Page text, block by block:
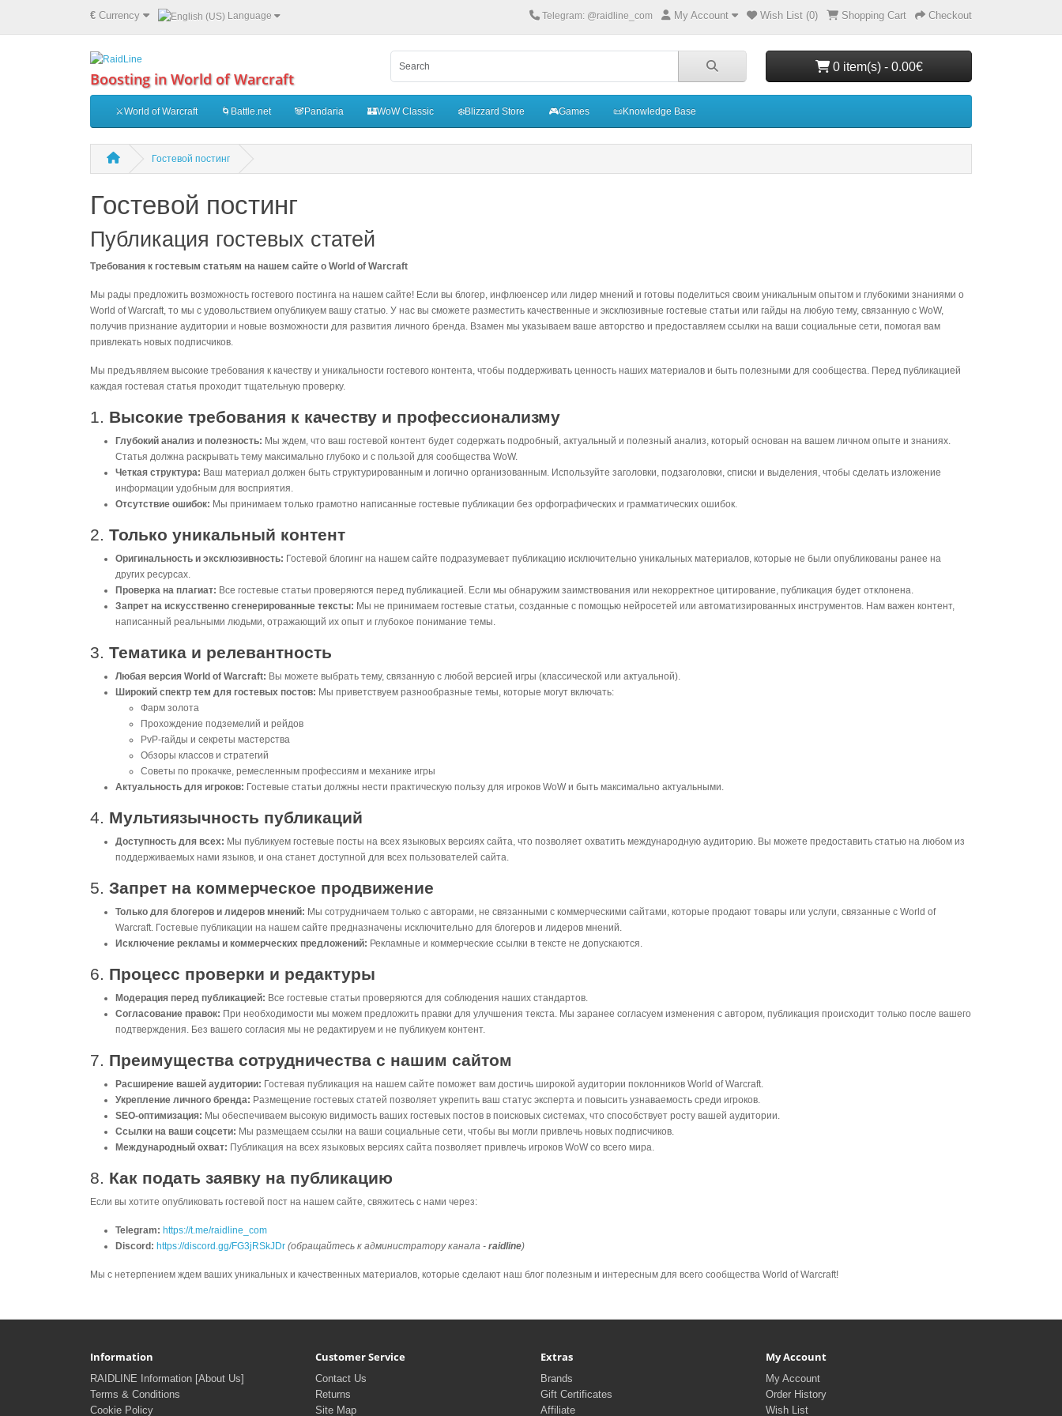
€ Currency Language Telegram: @raidline_com My Account Wish List (0) Shopping Cart Checkout
Boosting in World of Warcraft
0 item(s) - 0.00€
⚔️World of Warcraft 🌀Battle.net 🐼Pandaria 🏰WoW Classic ❄️Blizzard Store 🎮Games 📜Knowledge Base
Гостевой постинг
Гостевой постинг
Публикация гостевых статей
Требования к гостевым статьям на нашем сайте о World of Warcraft
Мы рады предложить возможность гостевого постинга на нашем сайте! Если вы блогер, инфлюенсер или лидер мнений и готовы поделиться своим уникальным опытом и глубокими знаниями о
World of Warcraft, то мы с удовольствием опубликуем вашу статью. У нас вы сможете разместить качественные и эксклюзивные гостевые статьи или гайды на любую тему, связанную с WoW,
получив признание аудитории и новые возможности для развития личного бренда. Взамен мы указываем ваше авторство и предоставляем ссылки на ваши социальные сети, помогая вам
привлекать новых подписчиков.
Мы предъявляем высокие требования к качеству и уникальности гостевого контента, чтобы поддерживать ценность наших материалов и быть полезными для сообщества. Перед публикацией
каждая гостевая статья проходит тщательную проверку.
1. Высокие требования к качеству и профессионализму
Глубокий анализ и полезность: Мы ждем, что ваш гостевой контент будет содержать подробный, актуальный и полезный анализ, который основан на вашем личном опыте и знаниях.
Статья должна раскрывать тему максимально глубоко и с пользой для сообщества WoW.
Четкая структура: Ваш материал должен быть структурированным и логично организованным. Используйте заголовки, подзаголовки, списки и выделения, чтобы сделать изложение
информации удобным для восприятия.
Отсутствие ошибок: Мы принимаем только грамотно написанные гостевые публикации без орфографических и грамматических ошибок.
2. Только уникальный контент
Оригинальность и эксклюзивность: Гостевой блогинг на нашем сайте подразумевает публикацию исключительно уникальных материалов, которые не были опубликованы ранее на
других ресурсах.
Проверка на плагиат: Все гостевые статьи проверяются перед публикацией. Если мы обнаружим заимствования или некорректное цитирование, публикация будет отклонена.
Запрет на искусственно сгенерированные тексты: Мы не принимаем гостевые статьи, созданные с помощью нейросетей или автоматизированных инструментов. Нам важен контент,
написанный реальными людьми, отражающий их опыт и глубокое понимание темы.
3. Тематика и релевантность
Любая версия World of Warcraft: Вы можете выбрать тему, связанную с любой версией игры (классической или актуальной).
Широкий спектр тем для гостевых постов: Мы приветствуем разнообразные темы, которые могут включать:
Фарм золота
Прохождение подземелий и рейдов
PvP-гайды и секреты мастерства
Обзоры классов и стратегий
Советы по прокачке, ремесленным профессиям и механике игры
Актуальность для игроков: Гостевые статьи должны нести практическую пользу для игроков WoW и быть максимально актуальными.
4. Мультиязычность публикаций
Доступность для всех: Мы публикуем гостевые посты на всех языковых версиях сайта, что позволяет охватить международную аудиторию. Вы можете предоставить статью на любом из
поддерживаемых нами языков, и она станет доступной для всех пользователей сайта.
5. Запрет на коммерческое продвижение
Только для блогеров и лидеров мнений: Мы сотрудничаем только с авторами, не связанными с коммерческими сайтами, которые продают товары или услуги, связанные с World of
Warcraft. Гостевые публикации на нашем сайте предназначены исключительно для блогеров и лидеров мнений.
Исключение рекламы и коммерческих предложений: Рекламные и коммерческие ссылки в тексте не допускаются.
6. Процесс проверки и редактуры
Модерация перед публикацией: Все гостевые статьи проверяются для соблюдения наших стандартов.
Согласование правок: При необходимости мы можем предложить правки для улучшения текста. Мы заранее согласуем изменения с автором, публикация происходит только после вашего
подтверждения. Без вашего согласия мы не редактируем и не публикуем контент.
7. Преимущества сотрудничества с нашим сайтом
Расширение вашей аудитории: Гостевая публикация на нашем сайте поможет вам достичь широкой аудитории поклонников World of Warcraft.
Укрепление личного бренда: Размещение гостевых статей позволяет укрепить ваш статус эксперта и повысить узнаваемость среди игроков.
SEO-оптимизация: Мы обеспечиваем высокую видимость ваших гостевых постов в поисковых системах, что способствует росту вашей аудитории.
Ссылки на ваши соцсети: Мы размещаем ссылки на ваши социальные сети, чтобы вы могли привлечь новых подписчиков.
Международный охват: Публикация на всех языковых версиях сайта позволяет привлечь игроков WoW со всего мира.
8. Как подать заявку на публикацию
Если вы хотите опубликовать гостевой пост на нашем сайте, свяжитесь с нами через:
Telegram: https://t.me/raidline_com
Discord: https://discord.gg/FG3jRSkJDr (обращайтесь к администратору канала - raidline)
Мы с нетерпением ждем ваших уникальных и качественных материалов, которые сделают наш блог полезным и интересным для всего сообщества World of Warcraft!
Information
RAIDLINE Information [About Us]
Terms & Conditions
Cookie Policy
Customer Service
Contact Us
Returns
Site Map
Extras
Brands
Gift Certificates
Affiliate
My Account
My Account
Order History
Wish List